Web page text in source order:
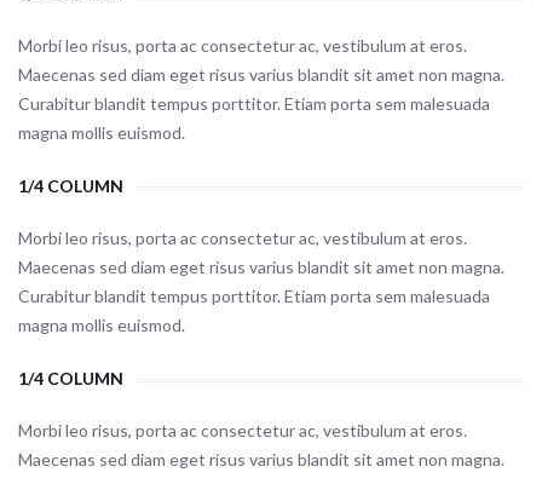
Morbi leo risus, porta ac consectetur ac, vestibulum at eros.
Maecenas sed diam eget risus varius blandit sit amet non magna.
Curabitur blandit tempus porttitor. Etiam porta sem malesuada
magna mollis euismod.
1/4 COLUMN
Morbi leo risus, porta ac consectetur ac, vestibulum at eros.
Maecenas sed diam eget risus varius blandit sit amet non magna.
Curabitur blandit tempus porttitor. Etiam porta sem malesuada
magna mollis euismod.
1/4 COLUMN
Morbi leo risus, porta ac consectetur ac, vestibulum at eros.
Maecenas sed diam eget risus varius blandit sit amet non magna.